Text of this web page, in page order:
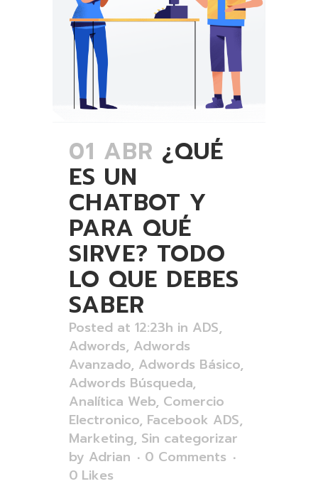
01 ABR ¿QUÉ
ES UN
CHATBOT Y
PARA QUÉ
SIRVE? TODO
LO QUE DEBES
SABER
Posted at 12:23h in ADS,
Adwords, Adwords
Avanzado, Adwords Básico,
Adwords Búsqueda,
Analítica Web, Comercio
Electronico, Facebook ADS,
Marketing, Sin categorizar
by Adrian
0 Comments
0 Likes